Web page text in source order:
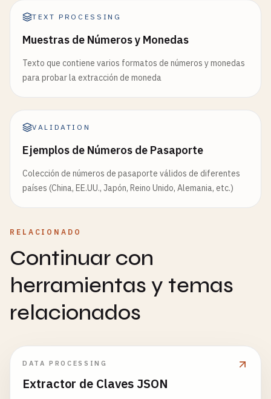
TEXT PROCESSING
Muestras de Números y Monedas
Texto que contiene varios formatos de números y monedas
para probar la extracción de moneda
VALIDATION
Ejemplos de Números de Pasaporte
Colección de números de pasaporte válidos de diferentes
países (China, EE.UU., Japón, Reino Unido, Alemania, etc.)
RELACIONADO
Continuar con
herramientas y temas
relacionados
DATA PROCESSING
Extractor de Claves JSON